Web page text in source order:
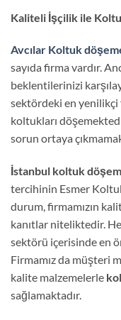
Kaliteli İşçilik ile
Avcılar Koltuk
sayıda firma vardır.
beklentilerinizi
sektördeki en
koltukları
sorun ortaya
İstanbul koltuk
tercihinin Esmer
durum, firmamızın
kanıtlar niteliktedir.
sektörü içerisinde en
Firmamız da müşteri
kalite malzemelerle
sağlamaktadır.